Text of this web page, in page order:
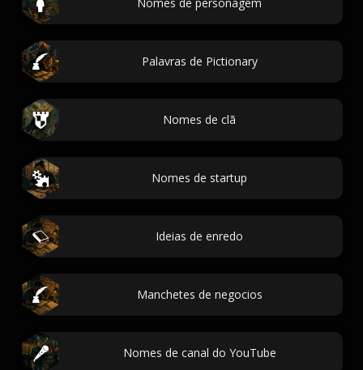
Palavras de Pictionary
Nomes de clã
Nomes de startup
Ideias de enredo
Manchetes de negocios
Nomes de canal do YouTube